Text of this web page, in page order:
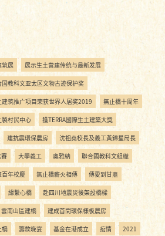
筑展 展示生土营建传统与最新发展
国教科文亚太区文物古迹保护奖
建筑推广项目荣获世界人居奖2019 無止橋十周年
村民中心 獲TERRA國際生土建築大獎
建抗震環保農房 沈祖堯校長及義工黃錦星局長
大學義工 奧雅納 聯合國教科文組織
百年校慶 無止橋薪火相傳 傳愛到甘肅
緣繫心橋 赴四川地震災後架設橋樑
雲南山區建橋 建成首間環保樣板農房
橋 籌款晚宴 基金在港成立 疫情 2021